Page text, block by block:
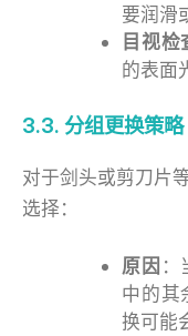
要润滑
目视检
的表面
3.3. 分组更换策略
对于剑头或剪刀片
选择：
原因 ：
中的其
换可能